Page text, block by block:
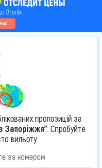
пропозицій за
Запоріжжя". Спробуйте
вильоту
за номером